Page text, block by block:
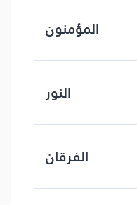
المؤمنون
النور
الفرقان